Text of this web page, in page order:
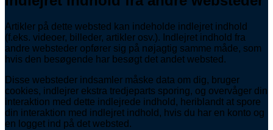
Artikler på dette websted kan indeholde indlejret indhold
(f.eks. videoer, billeder, artikler osv.). Indlejret indhold fra
andre websteder opfører sig på nøjagtig samme måde, som
hvis den besøgende har besøgt det andet websted.
Disse websteder indsamler måske data om dig, bruger
cookies, indlejrer ekstra tredjeparts sporing, og overvåger din
interaktion med dette indlejrede indhold, heriblandt at spore
din interaktion med indlejret indhold, hvis du har en konto og
en logget ind på det websted.